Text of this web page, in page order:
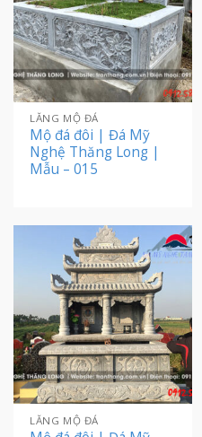
LĂNG MỘ ĐÁ
Mộ đá đôi | Đá Mỹ
Nghệ Thăng Long |
Mẫu – 015
LĂNG MỘ ĐÁ